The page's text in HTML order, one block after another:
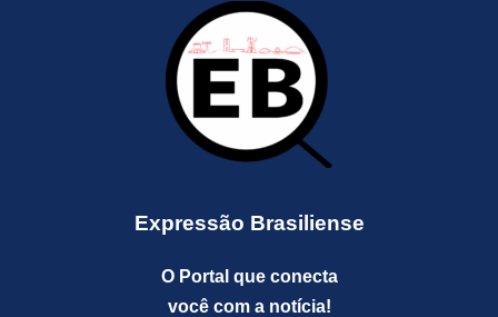
Expressão Brasiliense
O Portal que conecta
você com a notícia!